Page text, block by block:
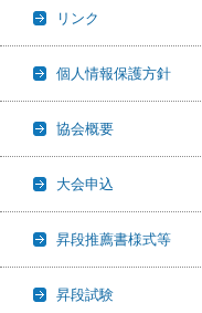
リンク
個人情報保護方針
協会概要
大会申込
昇段推薦書様式等
昇段試験